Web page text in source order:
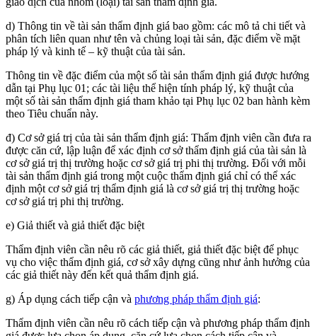
d) Thông tin về tài sản thẩm định giá bao gồm: các mô tả chi tiết và
phân tích liên quan như tên và chủng loại tài sản, đặc điểm về mặt
pháp lý và kinh tế – kỹ thuật của tài sản.
Thông tin về đặc điểm của một số tài sản thẩm định giá được hướng
dẫn tại Phụ lục 01; các tài liệu thể hiện tính pháp lý, kỹ thuật của
một số tài sản thẩm định giá tham khảo tại Phụ lục 02 ban hành kèm
theo Tiêu chuẩn này.
đ) Cơ sở giá trị của tài sản thẩm định giá: Thẩm định viên cần đưa ra
được căn cứ, lập luận để xác định cơ sở thẩm định giá của tài sản là
cơ sở giá trị thị trường hoặc cơ sở giá trị phi thị trường. Đối với mỗi
tài sản thẩm định giá trong một cuộc thẩm định giá chỉ có thể xác
định một cơ sở giá trị thẩm định giá là cơ sở giá trị thị trường hoặc
cơ sở giá trị phi thị trường.
e) Giả thiết và giả thiết đặc biệt
Thẩm định viên cần nêu rõ các giả thiết, giả thiết đặc biệt để phục
vụ cho việc thẩm định giá, cơ sở xây dựng cũng như ảnh hưởng của
các giả thiết này đến kết quả thẩm định giá.
g) Áp dụng cách tiếp cận và phương pháp thẩm định giá:
Thẩm định viên cần nêu rõ cách tiếp cận và phương pháp thẩm định